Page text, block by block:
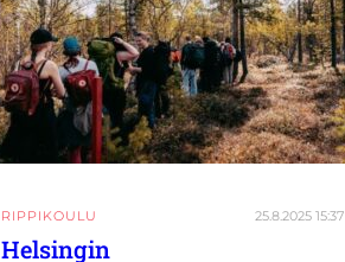
RIPPIKOULU 25.8.2025 15:37
Helsingin